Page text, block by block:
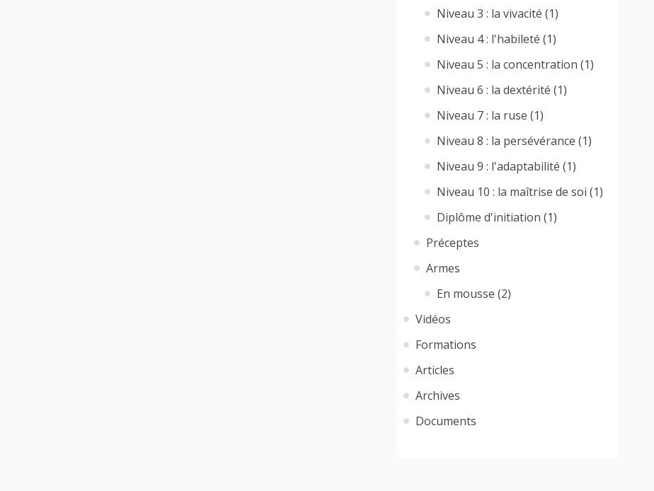
Niveau 3 : la vivacité (1)
Niveau 4 : l'habileté (1)
Niveau 5 : la concentration (1)
Niveau 6 : la dextérité (1)
Niveau 7 : la ruse (1)
Niveau 8 : la persévérance (1)
Niveau 9 : l'adaptabilité (1)
Niveau 10 : la maîtrise de soi (1)
Diplôme d'initiation (1)
Préceptes
Armes
En mousse (2)
Vidéos
Formations
Articles
Archives
Documents